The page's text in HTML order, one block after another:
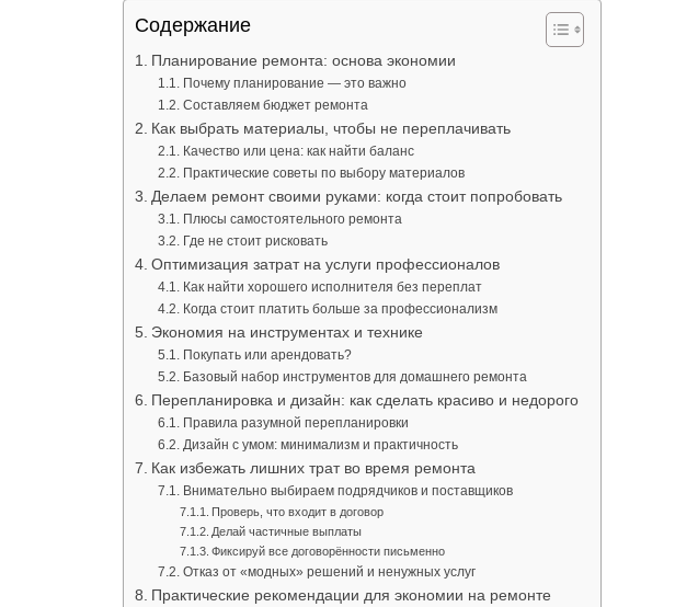
Содержание
Планирование ремонта: основа экономии
Почему планирование — это важно
Составляем бюджет ремонта
Как выбрать материалы, чтобы не переплачивать
Качество или цена: как найти баланс
Практические советы по выбору материалов
Делаем ремонт своими руками: когда стоит попробовать
Плюсы самостоятельного ремонта
Где не стоит рисковать
Оптимизация затрат на услуги профессионалов
Как найти хорошего исполнителя без переплат
Когда стоит платить больше за профессионализм
Экономия на инструментах и технике
Покупать или арендовать?
Базовый набор инструментов для домашнего ремонта
Перепланировка и дизайн: как сделать красиво и недорого
Правила разумной перепланировки
Дизайн с умом: минимализм и практичность
Как избежать лишних трат во время ремонта
Внимательно выбираем подрядчиков и поставщиков
Проверь, что входит в договор
Делай частичные выплаты
Фиксируй все договорённости письменно
Отказ от «модных» решений и ненужных услуг
Практические рекомендации для экономии на ремонте